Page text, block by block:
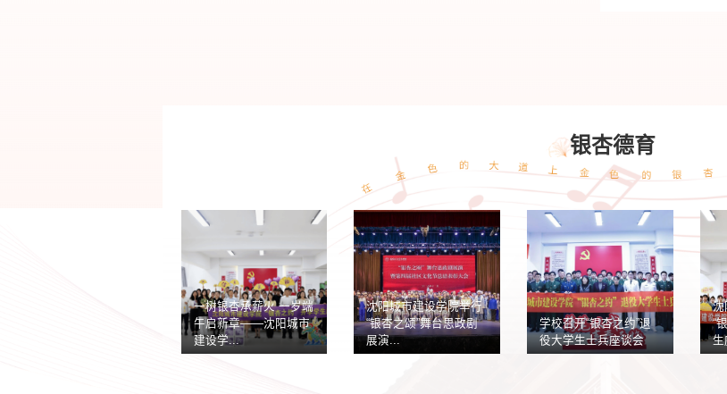
银杏德育
沈阳城市建设学院举办
“银杏之约”少数民族学
沈阳城市建设学院第三
届银杏文化节暨校园开
放日圆...
沈阳城市建设学院第三
届银杏文化节启幕
学校举办“银杏筑梦 星
光耀城”沈阳城市建设学
院第...